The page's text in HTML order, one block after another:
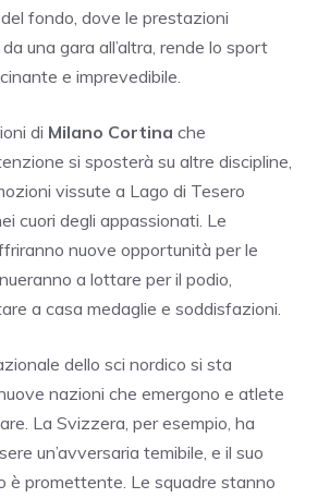
fondo, dove le prestazioni
una gara all’altra, rende lo sport
e imprevedibile.
di Milano Cortina che
si sposterà su altre discipline,
vissute a Lago di Tesero
cuori degli appassionati. Le
nuove opportunità per le
a lottare per il podio,
a casa medaglie e soddisfazioni.
dello sci nordico si sta
nazioni che emergono e atlete
La Svizzera, per esempio, ha
un’avversaria temibile, e il suo
è promettente. Le squadre stanno